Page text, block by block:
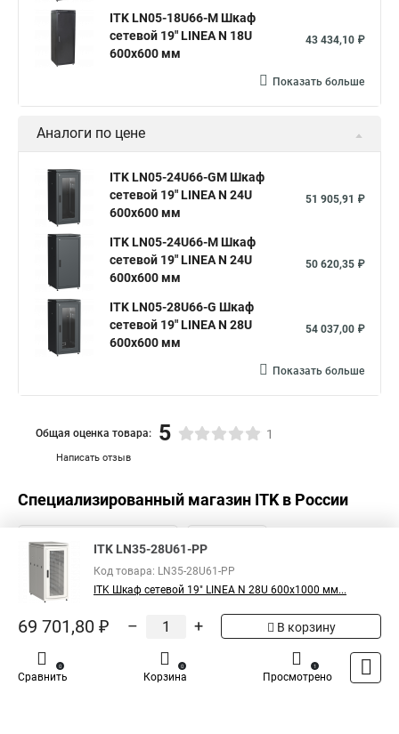
ITK LN05-18U66-M Шкаф
сетевой 19" LINEA N 18U
600х600 мм
43 434,10 ₽
Показать больше
Аналоги по цене
ITK LN05-24U66-GM Шкаф
сетевой 19" LINEA N 24U
600х600 мм
51 905,91 ₽
ITK LN05-24U66-M Шкаф
сетевой 19" LINEA N 24U
600х600 мм
50 620,35 ₽
ITK LN05-28U66-G Шкаф
сетевой 19" LINEA N 28U
600х600 мм
54 037,00 ₽
Показать больше
Написать отзыв
Общая оценка товара: 5 1
Специализированный магазин ITKв России
ITK LN35-28U61-PP
Код товара: LN35-28U61-PP
ITK Шкаф сетевой 19" LINEA N 28U 600х1000 мм...
69 701,80 ₽ – + В корзину
Сравнить
0
Корзина
0
Просмотрено
1